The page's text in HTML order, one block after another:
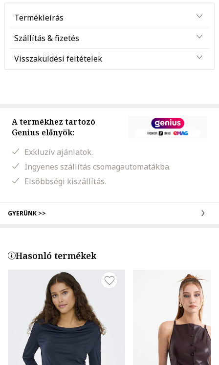
Termékleírás
Szállítás & fizetés
Visszaküldési feltételek
A termékhez tartozó
Genius előnyök:
Exkluzív ajánlatok.
Ingyenes szállítás csomagautomatákba.
Elsőbbségi kiszállítás.
GYERÜNK >>
Hasonló termékek